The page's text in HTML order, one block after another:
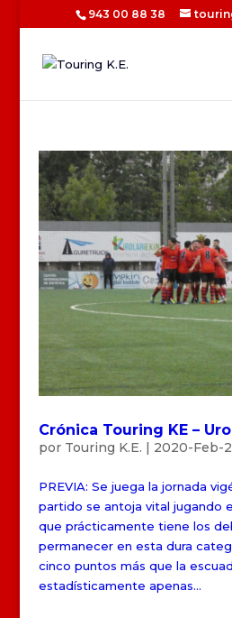
943 00 88 38
Crónica Touring KE –
por Touring K.E. | 2020-Feb-
PREVIA: Se juega la jornada
partido se antoja vital jugando
que prácticamente tiene los
permanecer en esta dura
cinco puntos más que la
estadísticamente apenas...